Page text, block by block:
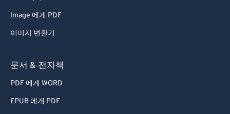
Image 에게 PDF
이미지 변환기
문서 & 전자책
PDF 에게 WORD
EPUB 에게 PDF